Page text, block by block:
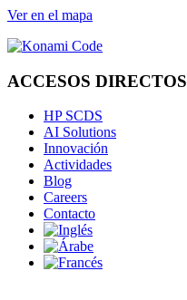
Ver en el mapa
ACCESOS DIRECTOS
HP SCDS
AI Solutions
Innovación
Actividades
Blog
Careers
Contacto